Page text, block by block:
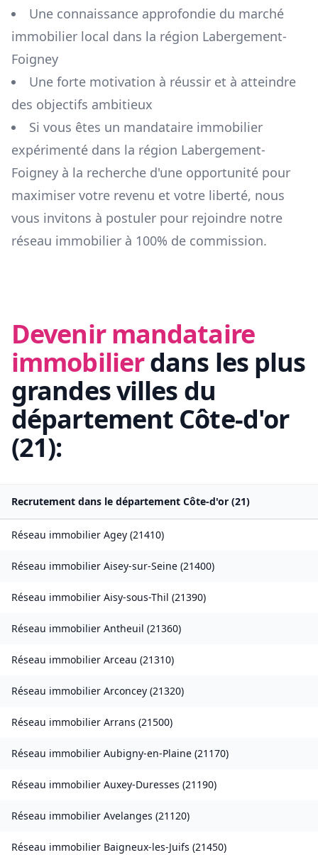
Une connaissance approfondie du marché
immobilier local dans la région Labergement-
Foigney
Une forte motivation à réussir et à atteindre
des objectifs ambitieux
Si vous êtes un mandataire immobilier
expérimenté dans la région Labergement-
Foigney à la recherche d'une opportunité pour
maximiser votre revenu et votre liberté, nous
vous invitons à postuler pour rejoindre notre
réseau immobilier à 100% de commission.
Devenir mandataire
immobilierdans les plus
grandes villes du
département Côte-d'or
(21):
Recrutement dans le département Côte-d'or (21)
Réseau immobilier Agey (21410)
Réseau immobilier Aisey-sur-Seine (21400)
Réseau immobilier Aisy-sous-Thil (21390)
Réseau immobilier Antheuil (21360)
Réseau immobilier Arceau (21310)
Réseau immobilier Arconcey (21320)
Réseau immobilier Arrans (21500)
Réseau immobilier Aubigny-en-Plaine (21170)
Réseau immobilier Auxey-Duresses (21190)
Réseau immobilier Avelanges (21120)
Réseau immobilier Baigneux-les-Juifs (21450)